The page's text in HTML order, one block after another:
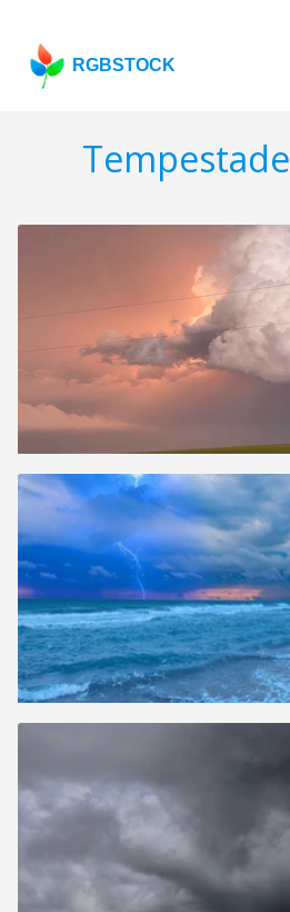
RGBSTOCK
Tempestade